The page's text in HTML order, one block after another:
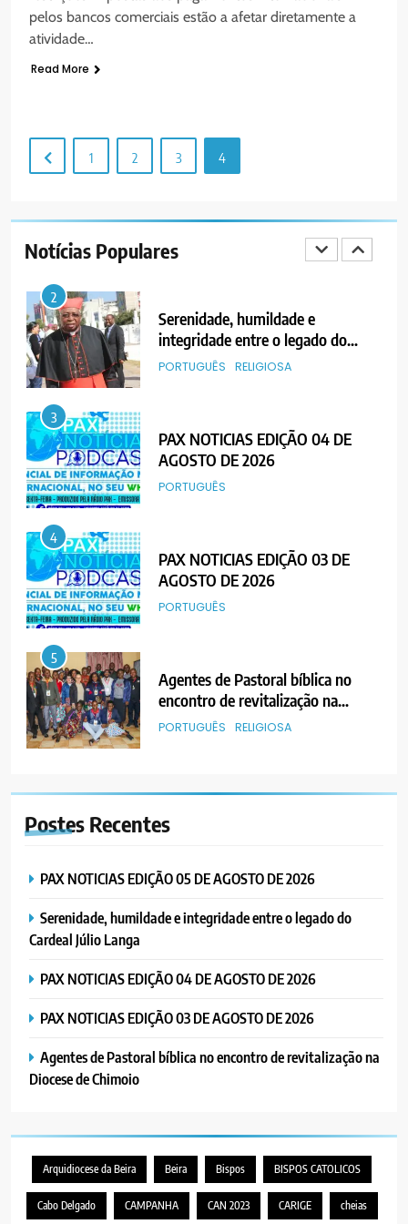
Notícias Populares
VENDEDORES FOI ACEITE, MAS
PORTUGUÊS SOCIEDADE
1
AGOSTO DE 2026
PORTUGUÊS
2
Serenidade, humildade e
integridade entre o legado do
Cardeal Júlio Langa
PORTUGUÊS RELIGIOSA
3
PAX NOTICIAS EDIÇÃO 04 DE
AGOSTO DE 2026
PORTUGUÊS
4
PAX NOTICIAS EDIÇÃO 03 DE
AGOSTO DE 2026
PORTUGUÊS
5
Agentes de Pastoral bíblica no
encontro de revitalização na
Diocese de Chimoio
PORTUGUÊS RELIGIOSA
“Um movimento eclesial sem
Cristo como centro é uma simples
MERCADO DE INHAMÍZUA:
VENDEDORES FOI ACEITE, MAS
CAMINHO
PORTUGUÊS
8
JUNHO DE 2026
1
PAX NOTICIAS EDIÇÃO 05 DE
AGOSTO DE 2026
PORTUGUÊS
pelos bancos comerciais estão a afetar diretamente a
atividade…
Read More
1 2 3 4
Postes Recentes
PAX NOTICIAS EDIÇÃO 05 DE AGOSTO DE 2026
Serenidade, humildade e integridade entre o legado do
Cardeal Júlio Langa
PAX NOTICIAS EDIÇÃO 04 DE AGOSTO DE 2026
PAX NOTICIAS EDIÇÃO 03 DE AGOSTO DE 2026
Agentes de Pastoral bíblica no encontro de revitalização na
Diocese de Chimoio
Arquidiocese da Beira Beira Bispos BISPOS CATOLICOS
Cabo Delgado CAMPANHA CAN 2023 CARIGE cheias